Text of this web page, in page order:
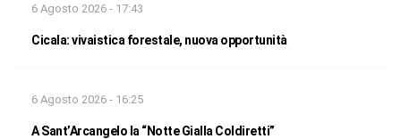
6 Agosto 2026 - 17:43
Cicala: vivaistica forestale, nuova opportunità
6 Agosto 2026 - 16:25
A Sant’Arcangelo la “Notte Gialla Coldiretti”